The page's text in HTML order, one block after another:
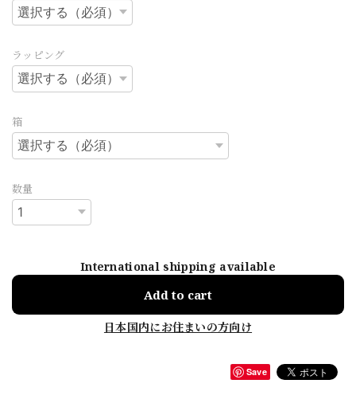
ラッピング
箱
数量
International shipping available
Add to cart
日本国内にお住まいの方向け
Save